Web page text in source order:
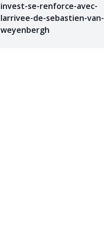
invest-se-renforce-avec-
larrivee-de-sebastien-van-
weyenbergh